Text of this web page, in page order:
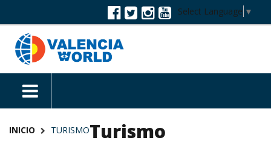
Select Language ▼
Turismo
INICIO TURISMO